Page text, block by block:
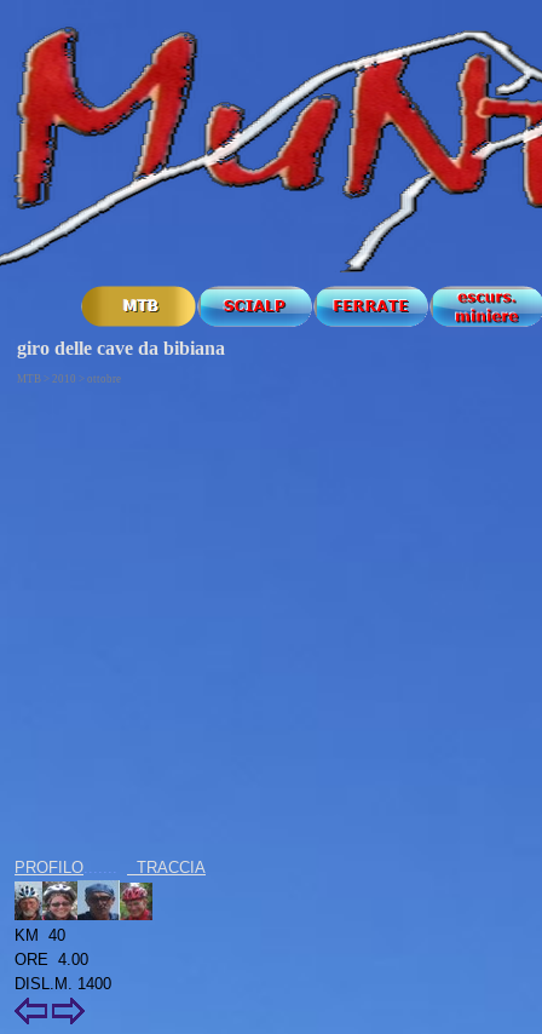
giro delle cave da bibiana
MTB > 2010 > ottobre
PROFILO....... TRACCIA
KM 40
ORE 4.00
DISL.M. 1400